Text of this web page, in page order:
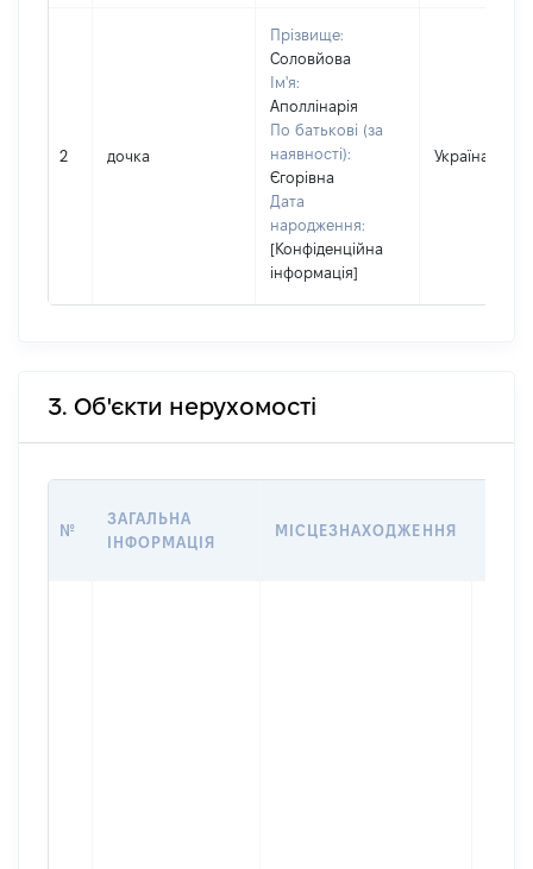
2 дочка
Прізвище:
Соловйова
Ім'я:
Аполлінарія
По батькові (за
наявності):
Єгорівна
Дата
народження:
[Конфіденційна
інформація]
Україна
3. Об'єкти нерухомості
№
ЗАГАЛЬНА
ІНФОРМАЦІЯ
МІСЦЕЗНАХОДЖЕННЯ